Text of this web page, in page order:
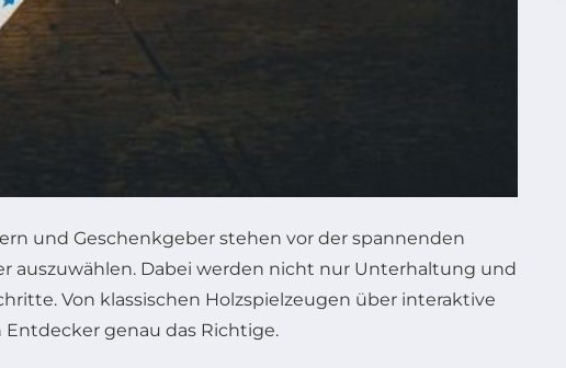
und Geschenkgeber stehen vor der spannenden
auszuwählen. Dabei werden nicht nur Unterhaltung und
Von klassischen Holzspielzeugen über interaktive
genau das Richtige.